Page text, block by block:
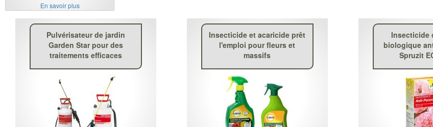
En savoir plus
Pulvérisateur de jardin
Garden Star pour des
traitements efficaces
Insecticide et acaricide prêt
l'emploi pour fleurs et
massifs
Insecticide
biologique
Spruzit